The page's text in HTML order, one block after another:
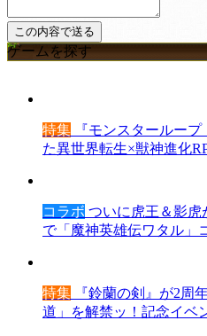
ゲームを探す
特集 『モンスタールー
た異世界転生×獣神進化
コラボ ついに虎王＆影虎
で「魔神英雄伝ワタル」
特集 『鈴蘭の剣』が2周
道」を解禁ッ！記念イベ